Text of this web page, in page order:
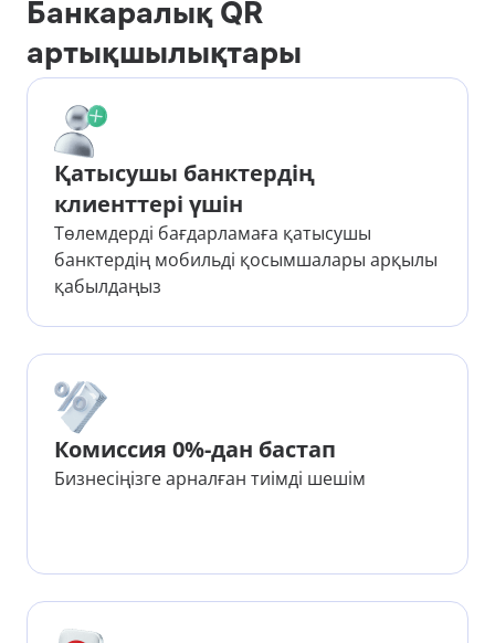
Банкаралық QR
артықшылықтары
Қатысушы банктердің
клиенттері үшін
Төлемдерді бағдарламаға қатысушы
банктердің мобильді қосымшалары арқылы
қабылдаңыз
Комиссия 0%-дан бастап
Бизнесіңізге арналған тиімді шешім